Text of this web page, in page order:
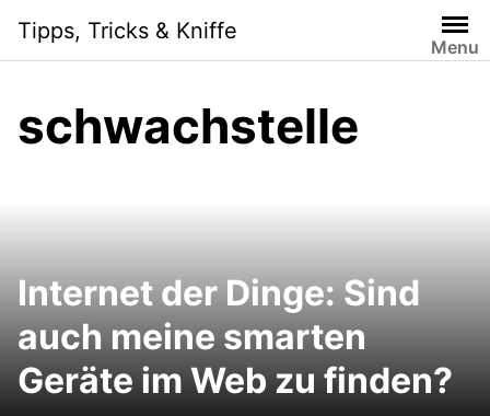
content
Tipps, Tricks & Kniffe
Menu
schwachstelle
Internet der Dinge: Sind
auch meine smarten
Geräte im Web zu finden?